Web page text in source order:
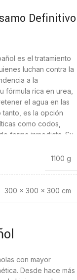
Definitivo
es el tratamiento
luchan contra la
a la
fórmula rica en urea,
el agua en las
tanto, es la opción
como codos,
forma inmediata. Su
los picores
un confort
de
para reparación
1100 g
300 × 300 × 300 cm
con mayor
Desde hace más